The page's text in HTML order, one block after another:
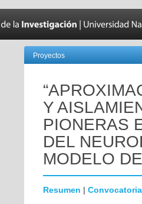
Proyectos
Y
PIONERAS
DEL
MODELO
Resumen | Convocatoria